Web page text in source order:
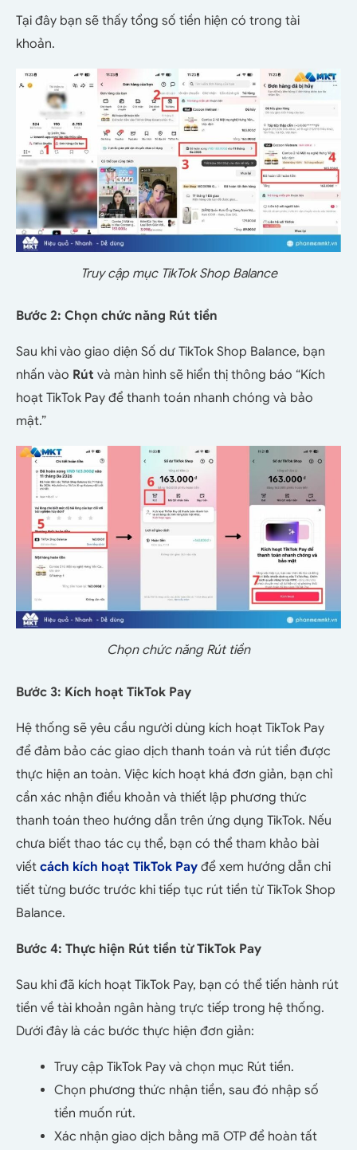
Tại đây bạn sẽ thấy tổng số tiền hiện có trong tài
khoản.
Truy cập mục TikTok Shop Balance
Bước 2: Chọn chức năng Rút tiền
Sau khi vào giao diện Số dư TikTok Shop Balance, bạn
nhấn vào Rút và màn hình sẽ hiển thị thông báo “Kích
hoạt TikTok Pay để thanh toán nhanh chóng và bảo
mật.”
Chọn chức năng Rút tiền
Bước 3: Kích hoạt TikTok Pay
Hệ thống sẽ yêu cầu người dùng kích hoạt TikTok Pay
để đảm bảo các giao dịch thanh toán và rút tiền được
thực hiện an toàn. Việc kích hoạt khá đơn giản, bạn chỉ
cần xác nhận điều khoản và thiết lập phương thức
thanh toán theo hướng dẫn trên ứng dụng TikTok. Nếu
chưa biết thao tác cụ thể, bạn có thể tham khảo bài
viết cách kích hoạt TikTok Pay để xem hướng dẫn chi
tiết từng bước trước khi tiếp tục rút tiền từ TikTok Shop
Balance.
Bước 4: Thực hiện Rút tiền từ TikTok Pay
Sau khi đã kích hoạt TikTok Pay, bạn có thể tiến hành rút
tiền về tài khoản ngân hàng trực tiếp trong hệ thống.
Dưới đây là các bước thực hiện đơn giản:
Truy cập TikTok Pay và chọn mục Rút tiền.
Chọn phương thức nhận tiền, sau đó nhập số
tiền muốn rút.
Xác nhận giao dịch bằng mã OTP để hoàn tất